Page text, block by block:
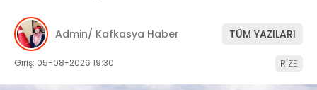
Admin/ Kafkasya Haber TÜM YAZILARI
Giriş: 05-08-2026 19:30 RİZE